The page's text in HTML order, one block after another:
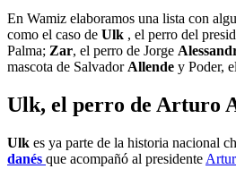
En Wamiz elaboramos una lista con
como el caso de Ulk , el perro del
Palma; Zar, el perro de Jorge
mascota de Salvador Allende y Poder,
Ulk, el perro de Arturo
Ulk es ya parte de la historia nacional
danés que acompañó al presidente